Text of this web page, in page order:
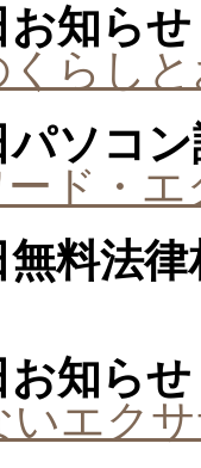
お知らせ
らし
パソコ
ード・
無料法律
お知らせ
いエク